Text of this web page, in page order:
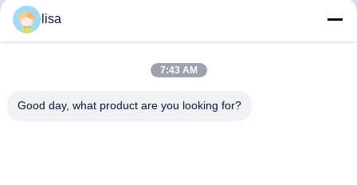
Produits Recommandés
lisa
7:43 AM
Good day, what product are you looking for?